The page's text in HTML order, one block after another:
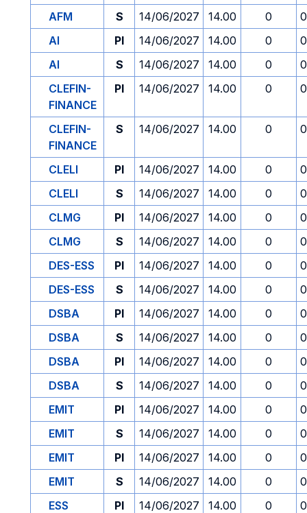
AFM
S 14/06/2027 14.00 0
AI
PI 14/06/2027 14.00 0
AI
S 14/06/2027 14.00 0
CLEFIN-
FINANCE
PI 14/06/2027 14.00 0
CLEFIN-
FINANCE
S 14/06/2027 14.00 0
CLELI PI 14/06/2027 14.00 0
CLELI
S 14/06/2027 14.00 0
CLMG
PI 14/06/2027 14.00 0
CLMG
S 14/06/2027 14.00 0
DES-ESS
PI 14/06/2027 14.00 0
DES-ESS
S 14/06/2027 14.00 0
DSBA
PI 14/06/2027 14.00 0
DSBA
S 14/06/2027 14.00 0
DSBA
PI 14/06/2027 14.00 0
DSBA
S 14/06/2027 14.00 0
EMIT
PI 14/06/2027 14.00 0
EMIT
S 14/06/2027 14.00 0
EMIT
PI 14/06/2027 14.00 0
EMIT
S 14/06/2027 14.00 0
ESS
PI 14/06/2027 14.00 0